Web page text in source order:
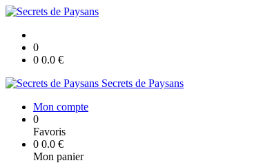
0
0 0.0 €
Secrets de Paysans
Mon compte
0
Favoris
0 0.0 €
Mon panier